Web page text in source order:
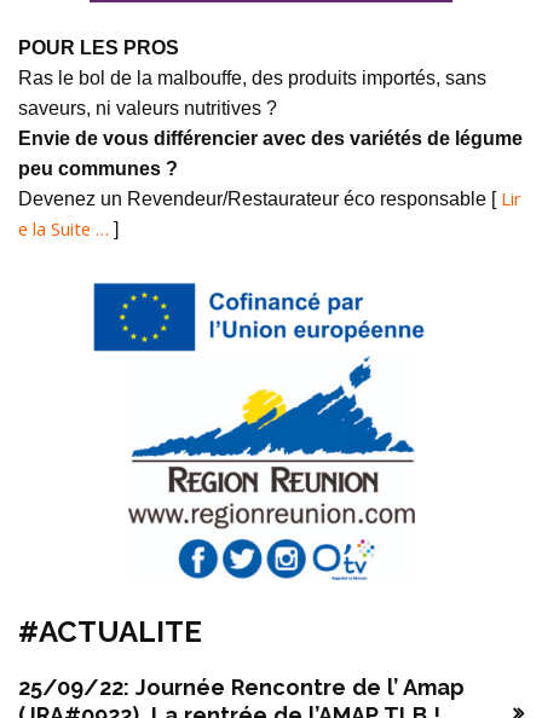
POUR LES PROS
Ras le bol de la malbouffe, des produits importés, sans
saveurs, ni valeurs nutritives ?
Envie de vous différencier avec des variétés de légume
peu communes ?
Devenez un Revendeur/Restaurateur éco responsable [ Lir
e la Suite … ]
#ACTUALITE
25/09/22: Journée Rencontre de l’ Amap